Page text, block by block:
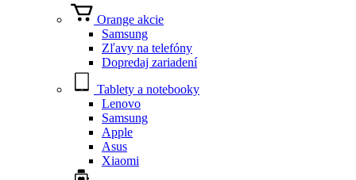
Orange akcie
Samsung
Zľavy na telefóny
Dopredaj zariadení
Tablety a notebooky
Lenovo
Samsung
Apple
Asus
Xiaomi